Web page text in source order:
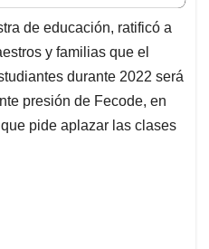
de educación, ratificó a
y familias que el
durante 2022 será
presión de Fecode, en
pide aplazar las clases